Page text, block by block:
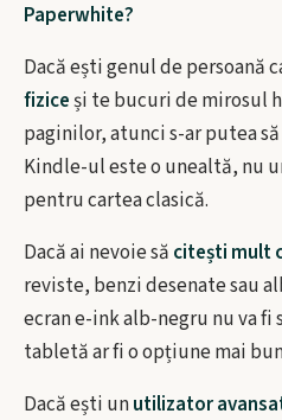
Paperwhite?
Dacă ești genul de persoană
fiziceși te bucuri de mirosul
paginilor, atunci s-ar putea
Kindle-ul este o unealtă, nu
pentru cartea clasică.
Dacă ai nevoie să citești mult
reviste, benzi desenate sau
ecran e-ink alb-negru nu va fi
tabletă ar fi o opțiune mai
Dacă ești unutilizator